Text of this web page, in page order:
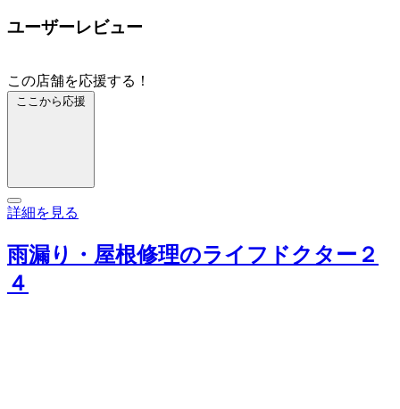
ユーザーレビュー
この店舗を応援する！
ここから応援
詳細を見る
雨漏り・屋根修理のライフドクター２
４